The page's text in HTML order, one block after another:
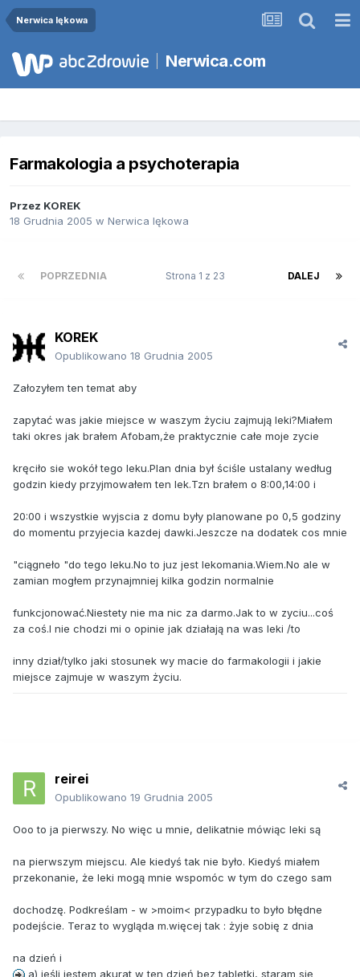
Nerwica lękowa
Nerwica.com
Farmakologia a psychoterapia
Przez KOREK
18 Grudnia 2005 w Nerwica lękowa
POPRZEDNIA DALEJ
Strona 1 z 23
KOREK
Opublikowano 18 Grudnia 2005
Załozyłem ten temat aby
zapytać was jakie miejsce w waszym życiu zajmują leki?Miałem
taki okres jak brałem Afobam,że praktycznie całe moje zycie
kręciło sie wokół tego leku.Plan dnia był ściśle ustalany według
godzin kiedy przyjmowałem ten lek.Tzn brałem o 8:00,14:00 i
20:00 i wszystkie wyjscia z domu były planowane po 0,5 godziny
do momentu przyjecia kazdej dawki.Jeszcze na dodatek cos mnie
"ciągneło "do tego leku.No to juz jest lekomania.Wiem.No ale w
zamian mogłem przynajmniej kilka godzin normalnie
funkcjonować.Niestety nie ma nic za darmo.Jak to w zyciu...coś
za coś.I nie chodzi mi o opinie jak działają na was leki /to
inny dział/tylko jaki stosunek wy macie do farmakologii i jakie
miejsce zajmuje w waszym życiu.
reirei
Opublikowano 19 Grudnia 2005
Ooo to ja pierwszy. No więc u mnie, delikatnie mówiąc leki są
na pierwszym miejscu. Ale kiedyś tak nie było. Kiedyś miałem
przekonanie, że leki mogą mnie wspomóc w tym do czego sam
dochodzę. Podkreślam - w >moim< przypadku to było błędne
podejście. Teraz to wygląda m.więcej tak : żyje sobię z dnia
na dzień i
a) jeśli jestem akurat w ten dzień bez tabletki, staram się